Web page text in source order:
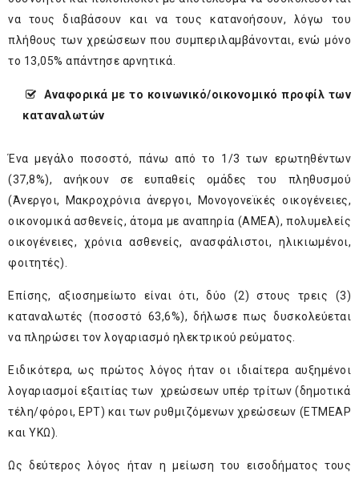
να τους διαβάσουν και να τους κατανοήσουν, λόγω του
πλήθους των χρεώσεων που συμπεριλαμβάνονται, ενώ μόνο
το 13,05% απάντησε αρνητικά.
Αναφορικά με το κοινωνικό/οικονομικό προφίλ των
καταναλωτών
Ένα μεγάλο ποσοστό, πάνω από το 1/3 των ερωτηθέντων
(37,8%), ανήκουν σε ευπαθείς ομάδες του πληθυσμού
(Άνεργοι, Μακροχρόνια άνεργοι, Μονογονεϊκές οικογένειες,
οικονομικά ασθενείς, άτομα με αναπηρία (ΑMEA), πολυμελείς
οικογένειες, χρόνια ασθενείς, ανασφάλιστοι, ηλικιωμένοι,
φοιτητές).
Επίσης, αξιοσημείωτο είναι ότι, δύο (2) στους τρεις (3)
καταναλωτές (ποσοστό 63,6%), δήλωσε πως δυσκολεύεται
να πληρώσει τον λογαριασμό ηλεκτρικού ρεύματος.
Ειδικότερα, ως πρώτος λόγος ήταν οι ιδιαίτερα αυξημένοι
λογαριασμοί εξαιτίας των χρεώσεων υπέρ τρίτων (δημοτικά
τέλη/φόροι, ΕΡΤ) και των ρυθμιζόμενων χρεώσεων (ΕΤΜΕΑΡ
και ΥΚΩ).
Ως δεύτερος λόγος ήταν η μείωση του εισοδήματος τους